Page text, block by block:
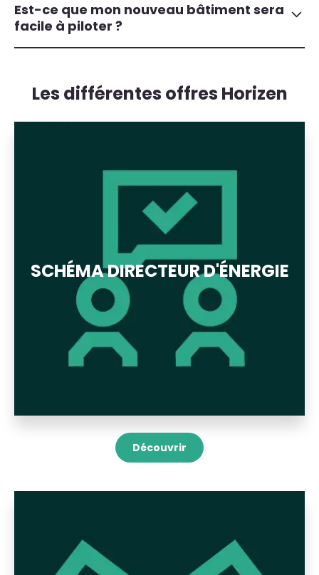
Est-ce que mon nouveau bâtiment sera
facile à piloter ?
Les différentes offres Horizen
SCHÉMA DIRECTEUR D'ÉNERGIE
Découvrir